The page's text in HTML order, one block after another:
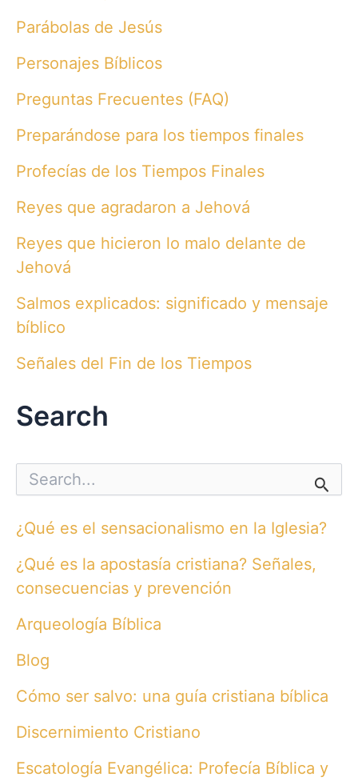
Parábolas de Jesús
Personajes Bíblicos
Preguntas Frecuentes (FAQ)
Preparándose para los tiempos finales
Profecías de los Tiempos Finales
Reyes que agradaron a Jehová
Reyes que hicieron lo malo delante de
Jehová
Salmos explicados: significado y mensaje
bíblico
Señales del Fin de los Tiempos
Search
c
f
o
r
¿Qué es el sensacionalismo en la Iglesia?
¿Qué es la apostasía cristiana? Señales,
consecuencias y prevención
Arqueología Bíblica
Blog
Cómo ser salvo: una guía cristiana bíblica
Discernimiento Cristiano
Escatología Evangélica: Profecía Bíblica y